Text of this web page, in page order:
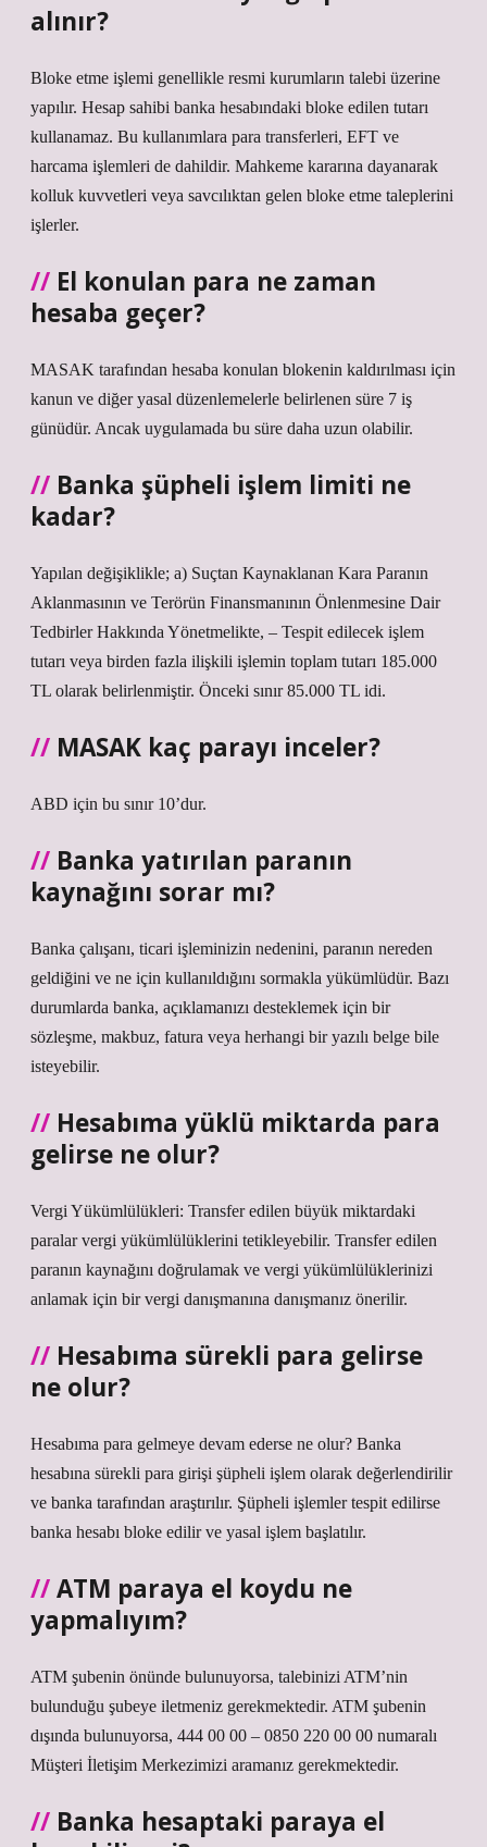
alınır?
Bloke etme işlemi genellikle resmi kurumların talebi üzerine
yapılır. Hesap sahibi banka hesabındaki bloke edilen tutarı
kullanamaz. Bu kullanımlara para transferleri, EFT ve
harcama işlemleri de dahildir. Mahkeme kararına dayanarak
kolluk kuvvetleri veya savcılıktan gelen bloke etme taleplerini
işlerler.
El konulan para ne zaman
hesaba geçer?
MASAK tarafından hesaba konulan blokenin kaldırılması için
kanun ve diğer yasal düzenlemelerle belirlenen süre 7 iş
günüdür. Ancak uygulamada bu süre daha uzun olabilir.
Banka şüpheli işlem limiti ne
kadar?
Yapılan değişiklikle; a) Suçtan Kaynaklanan Kara Paranın
Aklanmasının ve Terörün Finansmanının Önlenmesine Dair
Tedbirler Hakkında Yönetmelikte, – Tespit edilecek işlem
tutarı veya birden fazla ilişkili işlemin toplam tutarı 185.000
TL olarak belirlenmiştir. Önceki sınır 85.000 TL idi.
MASAK kaç parayı inceler?
ABD için bu sınır 10’dur.
Banka yatırılan paranın
kaynağını sorar mı?
Banka çalışanı, ticari işleminizin nedenini, paranın nereden
geldiğini ve ne için kullanıldığını sormakla yükümlüdür. Bazı
durumlarda banka, açıklamanızı desteklemek için bir
sözleşme, makbuz, fatura veya herhangi bir yazılı belge bile
isteyebilir.
Hesabıma yüklü miktarda para
gelirse ne olur?
Vergi Yükümlülükleri: Transfer edilen büyük miktardaki
paralar vergi yükümlülüklerini tetikleyebilir. Transfer edilen
paranın kaynağını doğrulamak ve vergi yükümlülüklerinizi
anlamak için bir vergi danışmanına danışmanız önerilir.
Hesabıma sürekli para gelirse
ne olur?
Hesabıma para gelmeye devam ederse ne olur? Banka
hesabına sürekli para girişi şüpheli işlem olarak değerlendirilir
ve banka tarafından araştırılır. Şüpheli işlemler tespit edilirse
banka hesabı bloke edilir ve yasal işlem başlatılır.
ATM paraya el koydu ne
yapmalıyım?
ATM şubenin önünde bulunuyorsa, talebinizi ATM’nin
bulunduğu şubeye iletmeniz gerekmektedir. ATM şubenin
dışında bulunuyorsa, 444 00 00 – 0850 220 00 00 numaralı
Müşteri İletişim Merkezimizi aramanız gerekmektedir.
Banka hesaptaki paraya el